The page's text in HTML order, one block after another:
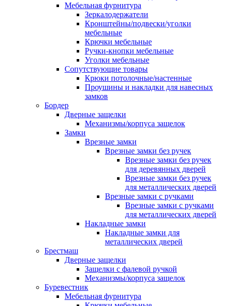
Мебельная фурнитура
Зеркалодержатели
Кронштейны/подвески/уголки
мебельные
Крючки мебельные
Ручки-кнопки мебельные
Уголки мебельные
Сопутствующие товары
Крюки потолочные/настенные
Проушины и накладки для навесных
замков
Бордер
Дверные защелки
Механизмы/корпуса защелок
Замки
Врезные замки
Врезные замки без ручек
Врезные замки без ручек
для деревянных дверей
Врезные замки без ручек
для металлических дверей
Врезные замки с ручками
Врезные замки с ручками
для металлических дверей
Накладные замки
Накладные замки для
металлических дверей
Брестмаш
Дверные защелки
Защелки с фалевой ручкой
Механизмы/корпуса защелок
Буревестник
Мебельная фурнитура